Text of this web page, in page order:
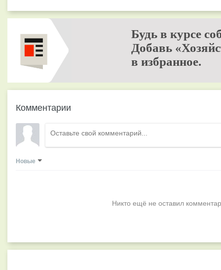
Будь в курсе
Добавь
в избранное.
Комментарии
Новые
Никто ещё не оставил